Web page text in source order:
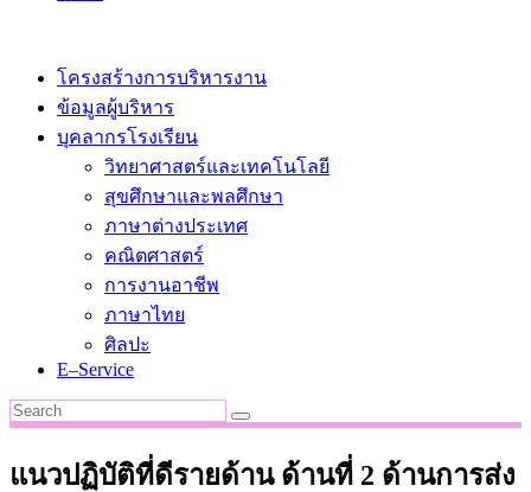
โครงสร้างการบริหารงาน
ข้อมูลผู้บริหาร
บุคลากรโรงเรียน
วิทยาศาสตร์และเทคโนโลยี
สุขศึกษาและพลศึกษา
ภาษาต่างประเทศ
คณิตศาสตร์
การงานอาชีพ
ภาษาไทย
ศิลปะ
E–Service
แนวปฏิบัติที่ดีรายด้าน ด้านที่ 2 ด้านการส่ง